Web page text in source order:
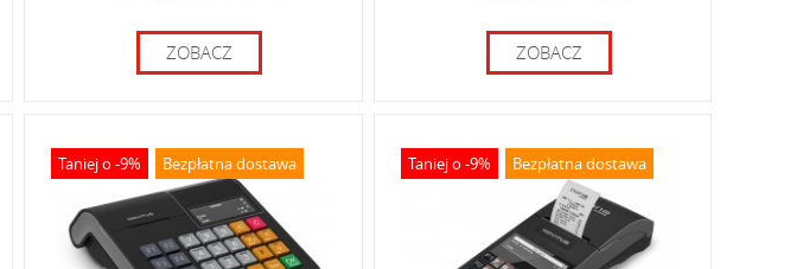
ZOBACZ ZOBACZ
Taniej o -9% Bezpłatna dostawa Taniej o -9% Bezpłatna dostawa